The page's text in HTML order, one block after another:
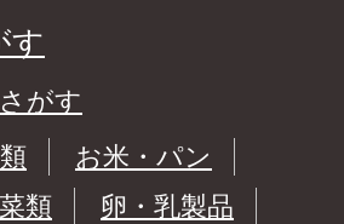
す
がす
お米・パン
類
卵・乳製品